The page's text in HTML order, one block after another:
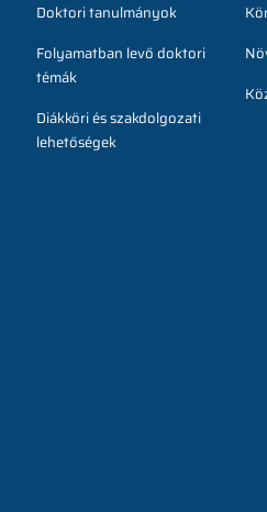
Doktori tanulmányok
Folyamatban levő doktori
témák
Diákköri és szakdolgozati
lehetőségek